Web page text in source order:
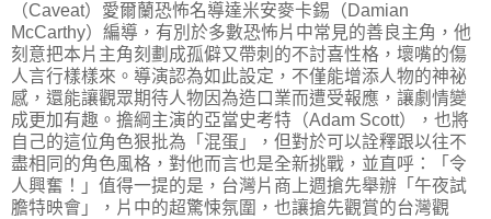
（Caveat）愛爾蘭恐怖名導達米安麥卡錫（Damian
McCarthy）編導，有別於多數恐怖片中常見的善良主角，他
刻意把本片主角刻劃成孤僻又帶刺的不討喜性格，壞嘴的傷
人言行樣樣來。導演認為如此設定，不僅能增添人物的神祕
感，還能讓觀眾期待人物因為造口業而遭受報應，讓劇情變
成更加有趣。擔綱主演的亞當史考特（Adam Scott），也將
自己的這位角色狠批為「混蛋」，但對於可以詮釋跟以往不
盡相同的角色風格，對他而言也是全新挑戰，並直呼：「令
人興奮！」值得一提的是，台灣片商上週搶先舉辦「午夜試
膽特映會」，片中的超驚悚氛圍，也讓搶先觀賞的台灣觀